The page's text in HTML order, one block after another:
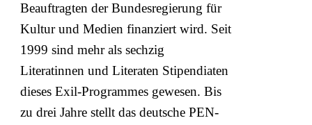
Beauftragten der Bundesregierung für
Kultur und Medien finanziert wird. Seit
1999 sind mehr als sechzig
Literatinnen und Literaten Stipendiaten
dieses Exil-Programmes gewesen. Bis
zu drei Jahre stellt das deutsche PEN-